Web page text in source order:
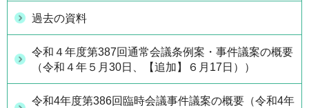
過去の資料
令和４年度第387回通常会議条例案・事件議案の概要
（令和４年５月30日、【追加】６月17日））
令和4年度第386回臨時会議事件議案の概要（令和4年